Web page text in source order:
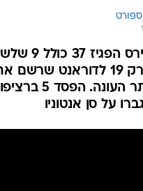
על הנטס, רק 19 לדוראנט
החלש ביותר העונה.
על סן אנטוניו